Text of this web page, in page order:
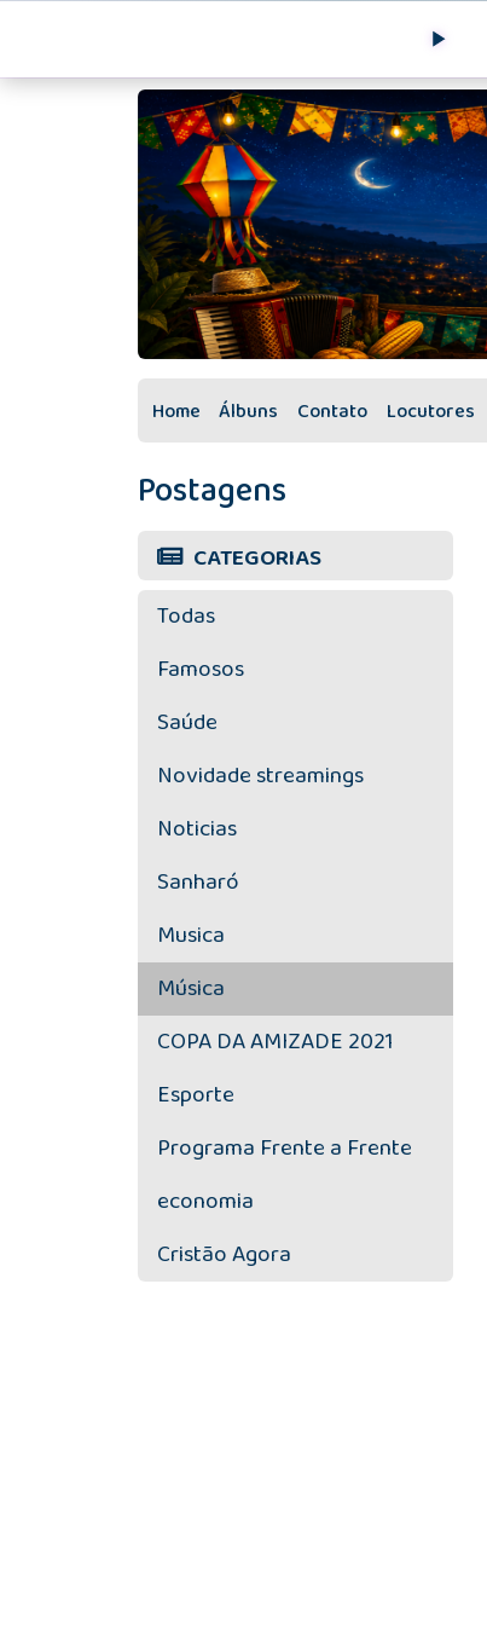
Home Álbuns Contato Locutores
Postagens
CATEGORIAS
Todas
Famosos
Saúde
Novidade streamings
Noticias
Sanharó
Musica
Música
COPA DA AMIZADE 2021
Esporte
Programa Frente a Frente
economia
Cristão Agora